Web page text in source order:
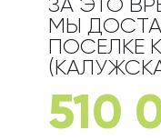
ЗА ЭТО
МЫ
ПОСЕЛКЕ
510